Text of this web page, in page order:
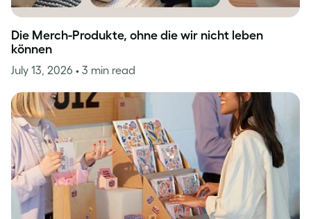
Die Merch-Produkte, ohne die wir nicht leben
können
July 13, 2026 • 3 min read